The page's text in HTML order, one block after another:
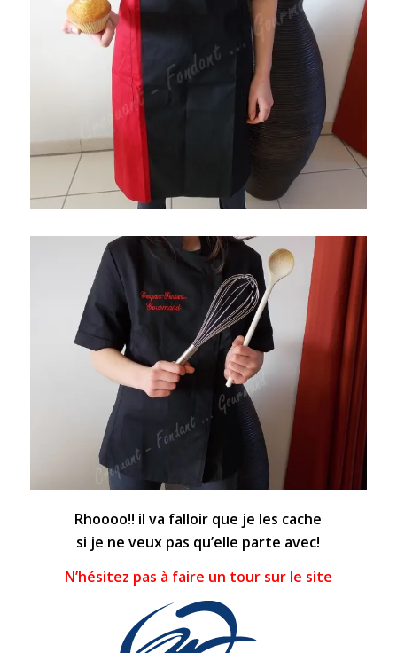
Rhoooo!! il va falloir que je les cache
si je ne veux pas qu’elle parte avec!
N’hésitez pas à faire un tour sur le site